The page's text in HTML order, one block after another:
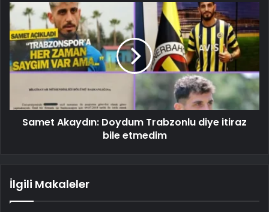
Samet Akaydın: Doydum Trabzonlu diye itiraz
bile etmedim
İlgili Makaleler